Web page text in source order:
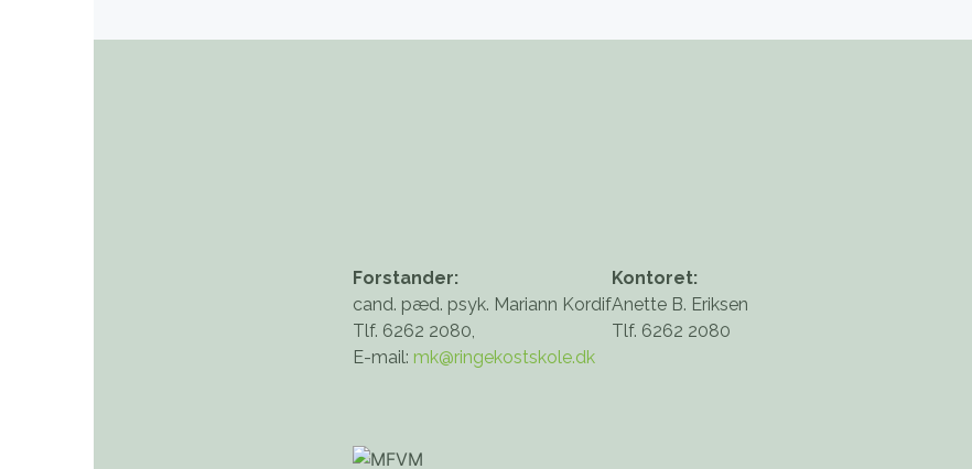
Forstander:
cand. pæd. psyk. Mariann Kordif
Tlf. 6262 2080,
E-mail: mk@ringekostskole.dk
Kontoret:
Anette B. Eriksen
Tlf. 6262 2080